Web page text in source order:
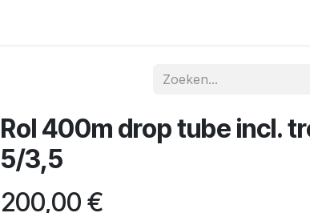
Rol 400m drop tube incl.
5/3,5
200,00 €